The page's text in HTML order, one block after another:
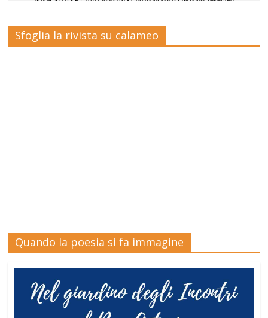
Sfoglia la rivista su calameo
Quando la poesia si fa immagine